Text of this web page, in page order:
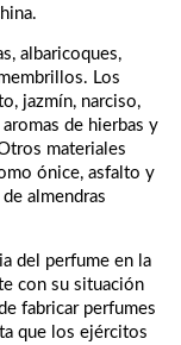
albaricoques,
Los
jazmín, narciso,
de hierbas y
materiales
ónice, asfalto y
almendras
del perfume en la
con su situación
fabricar perfumes
que los ejércitos